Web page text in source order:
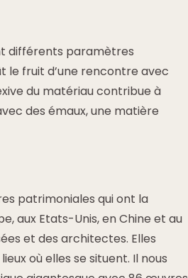
différents paramètres
le fruit d’une rencontre avec
du matériau contribue à
des émaux, une matière
patrimoniales qui ont la
aux Etats-Unis, en Chine et au
et des architectes. Elles
où elles se situent. Il nous